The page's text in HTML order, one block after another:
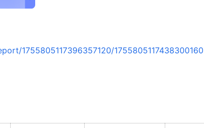
1755805117396357120/1755805117438300160